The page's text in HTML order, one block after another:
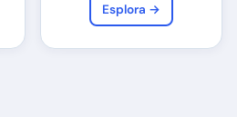
Esplora →